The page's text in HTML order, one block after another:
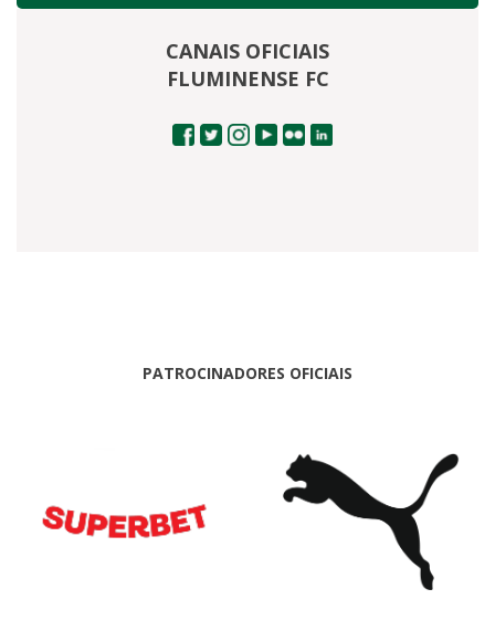
CANAIS OFICIAIS
FLUMINENSE FC
PATROCINADORES OFICIAIS